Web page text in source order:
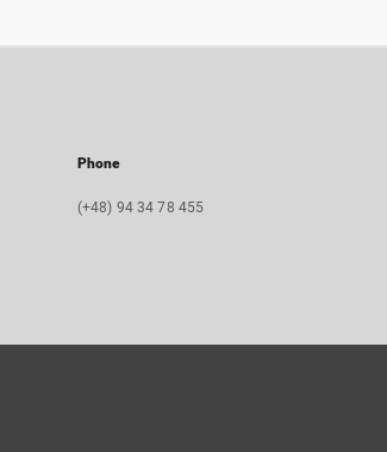
Phone
(+48) 94 34 78 455